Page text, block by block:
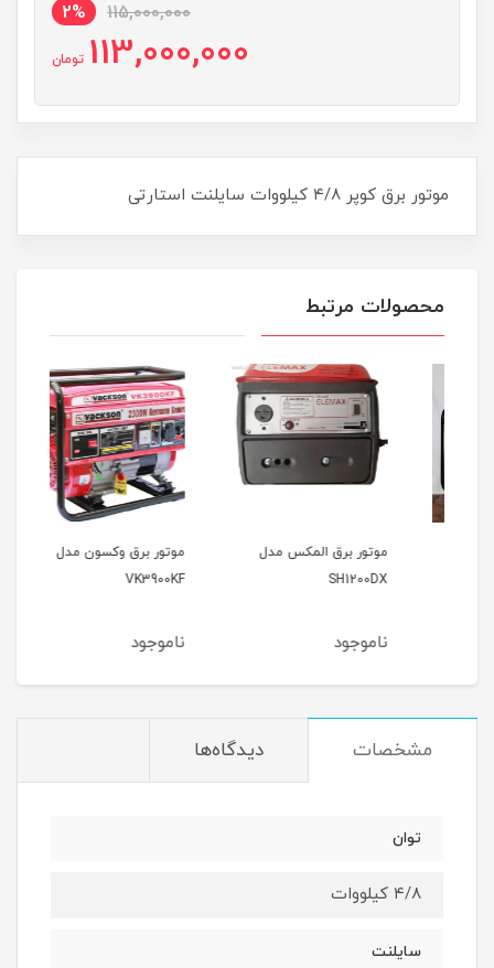
115,000,000
2%
113,000,000 تومان
موتور برق کوپر ۴/۸ کیلووات سایلنت استارتی
محصولات مرتبط
موتور برق المکس مدل
SH1200DX
ناموجود
موتور برق وکسون مدل
VK3900KF
ناموجود
مشخصات دیدگاه‌ها
توان
۴/۸ کیلووات
سایلنت